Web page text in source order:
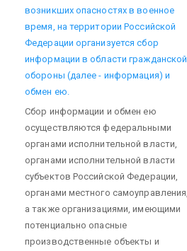
возникших опасностях в военное
время, на территории Российской
Федерации организуется сбор
информации в области гражданской
обороны (далее - информация) и
обмен ею.
Сбор информации и обмен ею
осуществляются федеральными
органами исполнительной власти,
органами исполнительной власти
субъектов Российской Федерации,
органами местного самоуправления,
а также организациями, имеющими
потенциально опасные
производственные объекты и